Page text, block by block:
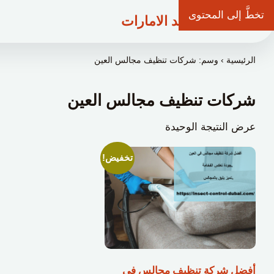
تخطَّ إلى المحتوى
شركة وعد الامارات
الرئيسية › وسم: شركات تنظيف مجالس العين
شركات تنظيف مجالس العين
عرض النتيجة الوحيدة
تخفيض!
أفضل شركة تنظيف مجالس في